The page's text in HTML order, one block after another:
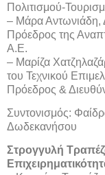
Πολιτισμού-
– Μάρα Αντωνιάδη,
Πρόεδρος της
Α.Ε.
– Μαρίζα
του Τεχνικού
Πρόεδρος &
Συντονισμός:
Δωδεκανήσου
Στρογγυλή